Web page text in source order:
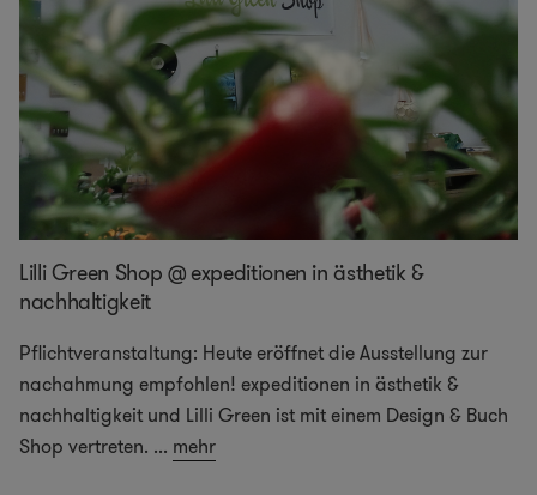
Lilli Green Shop @ expeditionen in ästhetik &
nachhaltigkeit
Pflichtveranstaltung: Heute eröffnet die Ausstellung zur
nachahmung empfohlen! expeditionen in ästhetik &
nachhaltigkeit und Lilli Green ist mit einem Design & Buch
Shop vertreten. ... mehr